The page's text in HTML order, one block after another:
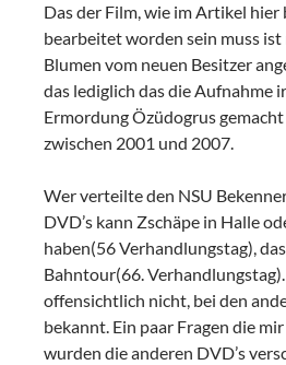
Das der Film, wie im Artikel
bearbeitet worden sein muss
Blumen vom neuen Besitzer
das lediglich das die Aufnahme
Ermordung Özüdogrus
zwischen 2001 und 2007.
Wer verteilte den NSU
DVD’s kann Zschäpe in Halle
haben(56 Verhandlungstag),
Bahntour(66.
offensichtlich nicht, bei den
bekannt. Ein paar Fragen die
wurden die anderen DVD’s